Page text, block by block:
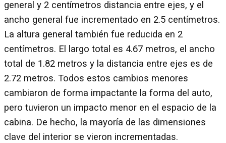
general y 2 centímetros distancia entre ejes, y el
ancho general fue incrementado en 2.5 centímetros.
La altura general también fue reducida en 2
centímetros. El largo total es 4.67 metros, el ancho
total de 1.82 metros y la distancia entre ejes es de
2.72 metros. Todos estos cambios menores
cambiaron de forma impactante la forma del auto,
pero tuvieron un impacto menor en el espacio de la
cabina. De hecho, la mayoría de las dimensiones
clave del interior se vieron incrementadas.